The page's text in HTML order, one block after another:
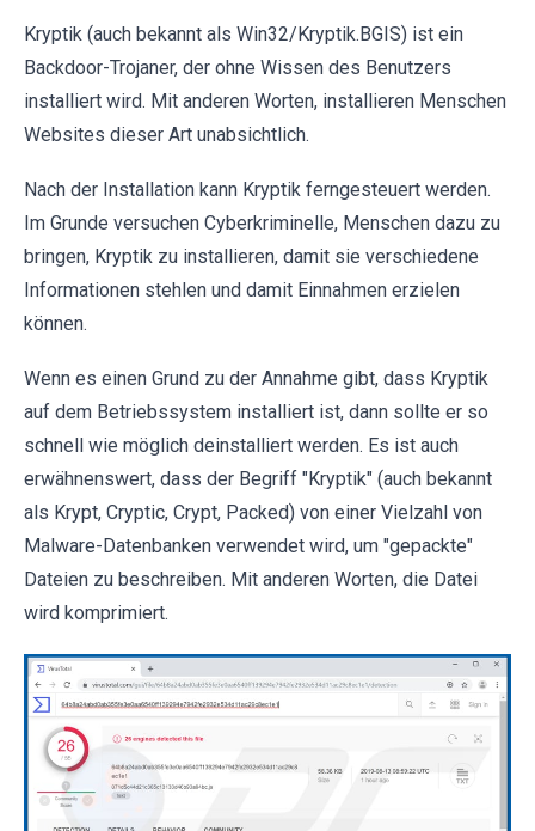
Kryptik (auch bekannt als Win32/Kryptik.BGIS) ist ein
Backdoor-Trojaner, der ohne Wissen des Benutzers
installiert wird. Mit anderen Worten, installieren Menschen
Websites dieser Art unabsichtlich.
Nach der Installation kann Kryptik ferngesteuert werden.
Im Grunde versuchen Cyberkriminelle, Menschen dazu zu
bringen, Kryptik zu installieren, damit sie verschiedene
Informationen stehlen und damit Einnahmen erzielen
können.
Wenn es einen Grund zu der Annahme gibt, dass Kryptik
auf dem Betriebssystem installiert ist, dann sollte er so
schnell wie möglich deinstalliert werden. Es ist auch
erwähnenswert, dass der Begriff "Kryptik" (auch bekannt
als Krypt, Cryptic, Crypt, Packed) von einer Vielzahl von
Malware-Datenbanken verwendet wird, um "gepackte"
Dateien zu beschreiben. Mit anderen Worten, die Datei
wird komprimiert.